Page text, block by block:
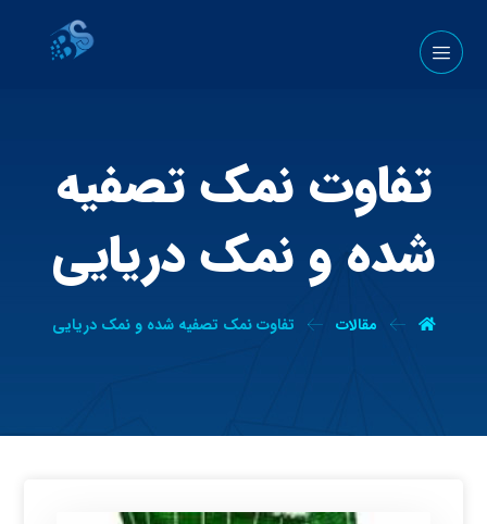
تفاوت نمک تصفیه
شده و نمک دریایی
مقالات تفاوت نمک تصفیه شده و نمک دریایی